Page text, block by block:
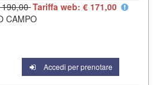
190,00Tariffa web: € 171,00
CAMPO
Accedi per prenotare